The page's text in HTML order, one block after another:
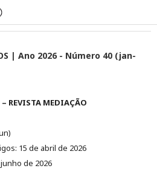
| Ano 2026 - Número 40 (jan-
REVISTA MEDIAÇÃO
15 de abril de 2026
de 2026